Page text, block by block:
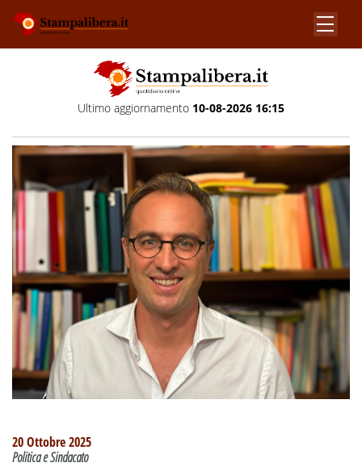
Ultimo aggiornamento 10-08-2026 16:15
20 Ottobre 2025
Politica e Sindacato